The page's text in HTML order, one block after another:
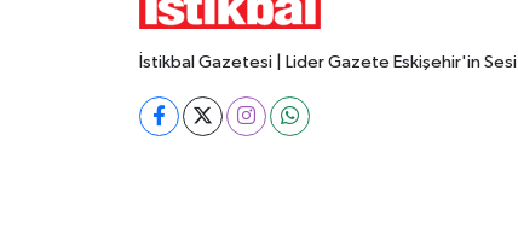
İstikbal Gazetesi | Lider Gazete Eskişehir'in Sesi